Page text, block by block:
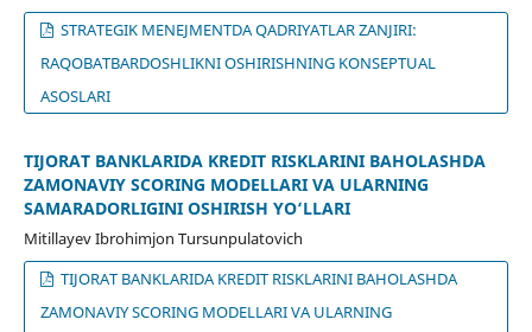
STRATEGIK MENEJMENTDA QADRIYATLAR ZANJIRI:
RAQOBATBARDOSHLIKNI OSHIRISHNING KONSEPTUAL
ASOSLARI
TIJORAT BANKLARIDA KREDIT RISKLARINI BAHOLASHDA
ZAMONAVIY SCORING MODELLARI VA ULARNING
SAMARADORLIGINI OSHIRISH YO‘LLARI
Mitillayev Ibrohimjon Tursunpulatovich
TIJORAT BANKLARIDA KREDIT RISKLARINI BAHOLASHDA
ZAMONAVIY SCORING MODELLARI VA ULARNING